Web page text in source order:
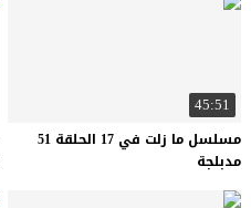
45:51
مسلسل ما زلت في 17 الحلقة 51
مدبلجة